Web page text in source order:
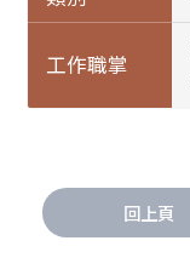
工作職掌
回上頁